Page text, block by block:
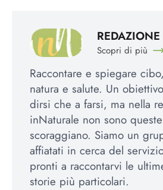
REDAZIONE
Scopri di più
Raccontare e spiegare
natura e salute. Un
dirsi che a farsi, ma nella
inNaturale non sono
scoraggiano. Siamo un
affiatati in cerca del
pronti a raccontarvi le
storie più particolari.